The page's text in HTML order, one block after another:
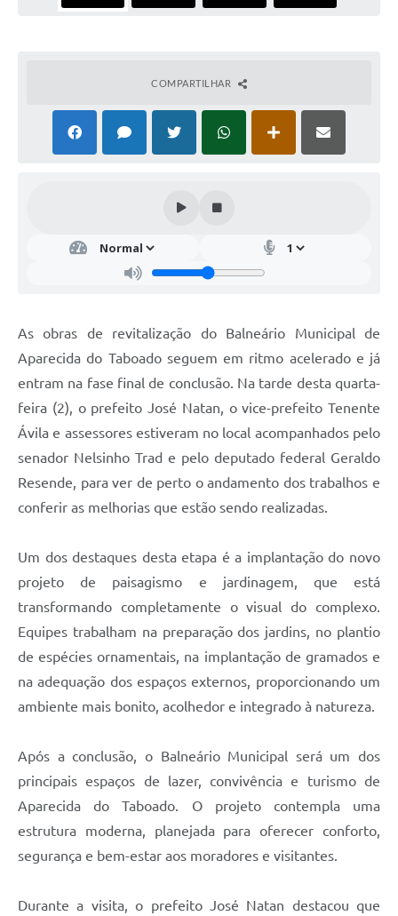
COMPARTILHAR
As obras de revitalização do Balneário Municipal de
Aparecida do Taboado seguem em ritmo acelerado e já
entram na fase final de conclusão. Na tarde desta quarta-
feira (2), o prefeito José Natan, o vice-prefeito Tenente
Ávila e assessores estiveram no local acompanhados pelo
senador Nelsinho Trad e pelo deputado federal Geraldo
Resende, para ver de perto o andamento dos trabalhos e
conferir as melhorias que estão sendo realizadas.
Um dos destaques desta etapa é a implantação do novo
projeto de paisagismo e jardinagem, que está
transformando completamente o visual do complexo.
Equipes trabalham na preparação dos jardins, no plantio
de espécies ornamentais, na implantação de gramados e
na adequação dos espaços externos, proporcionando um
ambiente mais bonito, acolhedor e integrado à natureza.
Após a conclusão, o Balneário Municipal será um dos
principais espaços de lazer, convivência e turismo de
Aparecida do Taboado. O projeto contempla uma
estrutura moderna, planejada para oferecer conforto,
segurança e bem-estar aos moradores e visitantes.
Durante a visita, o prefeito José Natan destacou que